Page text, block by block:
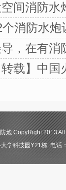
间消防水
个消防水
，在有消
转载】中
炮 CopyRight 2013
大学科技园Y21栋 电